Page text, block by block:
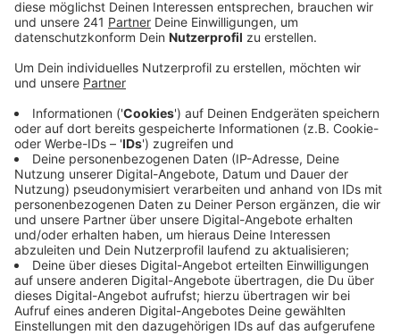
gelegen. Seitdem liegt er teils deutlich darunter,
aktuell liegt der Wert bei rund 170.
Veröffentlicht: Montag, 09.11.2020 14:08
Anzeige
Negativ ist der Trend dagegen bei einem anderen
Wert: Die Zahl der Corona-Patienten in den
Krankenhäusern der Stadt steigt, inzwischen sind es
37 Fälle - fünf mehr als vor einer Woche. “Wenn das so
weitegeht, steuern wir in Leverkusen auf einen
Pflegenotstand zu”, warnt die Stadt. Deshalb sucht
sie Fachkräfte, die medizinische, pflegende und
rettungsdienstliche Vorerfahrungen haben. Sie sollen